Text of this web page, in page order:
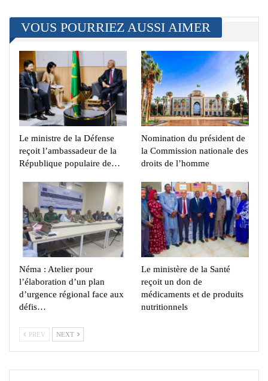
VOUS POURRIEZ AUSSI AIMER
Le ministre de la Défense
reçoit l’ambassadeur de la
République populaire de…
Nomination du président de
la Commission nationale des
droits de l’homme
Néma : Atelier pour
l’élaboration d’un plan
d’urgence régional face aux
défis…
Le ministère de la Santé
reçoit un don de
médicaments et de produits
nutritionnels
PREV NEXT